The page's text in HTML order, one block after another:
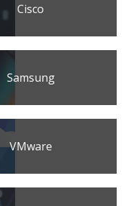
Cisco
Samsung
VMware